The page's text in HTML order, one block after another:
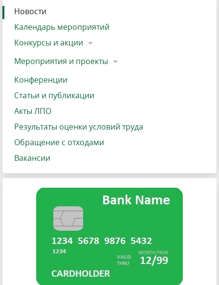
Новости
Календарь мероприятий
Конкурсы и акции
Мероприятия и проекты
Конференции
Статьи и публикации
Акты ЛПО
Результаты оценки условий труда
Обращение с отходами
Вакансии